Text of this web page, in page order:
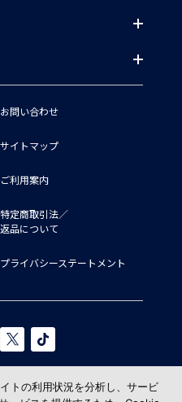
お問い合わせ
サイトマップ
ご利用案内
特定商取引法／
返品について
プライバシーステートメント
トの利用状況を分析し、サービ